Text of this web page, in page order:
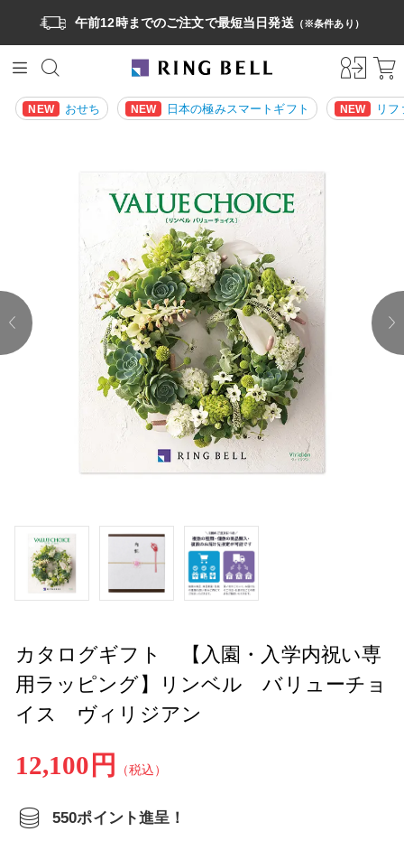
午前12時までのご注文で最短当日発送（※条件あり）
NEW おせち NEW 日本の極みスマートギフト NEW リ
prev
カタログギフト 【入園・入学内祝い専
用ラッピング】リンベル バリューチョ
イス ヴィリジアン
12,100円 （税込）
550ポイント進呈！